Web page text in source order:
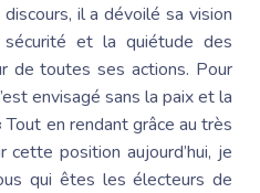
il a dévoilé sa vision
et la quiétude des
de toutes ses actions. Pour
envisagé sans la paix et la
en rendant grâce au très
cette position aujourd’hui, je
qui êtes les électeurs de